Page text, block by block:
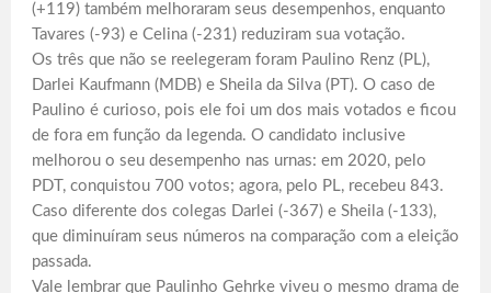
(+119) também melhoraram seus desempenhos, enquanto
Tavares (-93) e Celina (-231) reduziram sua votação.
Os três que não se reelegeram foram Paulino Renz (PL),
Darlei Kaufmann (MDB) e Sheila da Silva (PT). O caso de
Paulino é curioso, pois ele foi um dos mais votados e ficou
de fora em função da legenda. O candidato inclusive
melhorou o seu desempenho nas urnas: em 2020, pelo
PDT, conquistou 700 votos; agora, pelo PL, recebeu 843.
Caso diferente dos colegas Darlei (-367) e Sheila (-133),
que diminuíram seus números na comparação com a eleição
passada.
Vale lembrar que Paulinho Gehrke viveu o mesmo drama de